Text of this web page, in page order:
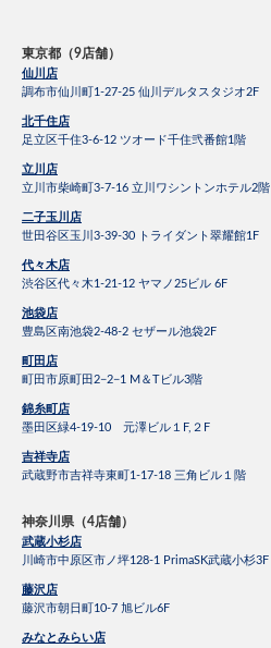
東京都（9店舗）
仙川店
調布市仙川町1-27-25 仙川デルタスタジオ2F
北千住店
足立区千住3-6-12 ツオード千住弐番館1階
立川店
立川市柴崎町3-7-16 立川ワシントンホテル2階
二子玉川店
世田谷区玉川3-39-30 トライダント翠耀館1F
代々木店
渋谷区代々木1-21-12 ヤマノ25ビル 6F
池袋店
豊島区南池袋2-48-2 セザール池袋2F
町田店
町田市原町田2−2−1 M＆Tビル3階
錦糸町店
墨田区緑4-19-10 元澤ビル１F,２F
吉祥寺店
武蔵野市吉祥寺東町1-17-18 三角ビル１階
神奈川県（4店舗）
武蔵小杉店
川崎市中原区市ノ坪128-1 PrimaSK武蔵小杉3F
藤沢店
藤沢市朝日町10-7 旭ビル6F
みなとみらい店